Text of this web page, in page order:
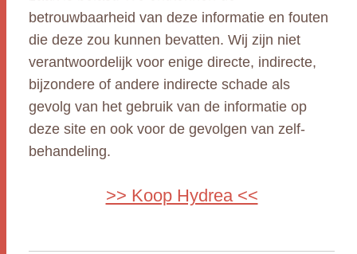
betrouwbaarheid van deze informatie en fouten
die deze zou kunnen bevatten. Wij zijn niet
verantwoordelijk voor enige directe, indirecte,
bijzondere of andere indirecte schade als
gevolg van het gebruik van de informatie op
deze site en ook voor de gevolgen van zelf-
behandeling.
>> Koop Hydrea <<